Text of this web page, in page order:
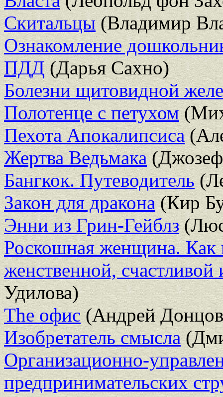
Скитальцы(Владимир
Ознакомление
ПДД(Дарья Сахно)
Болезни щитовидной
Полотенце с петухом
Пехота Апокалипсиса
Жертва Ведьмака
Бангкок. Путеводитель
Закон для дракона(Кир
Энни из Грин-Гейблз
Роскошная женщина. Как
женственной, счастливой
Удилова)
The офис(Андрей
Изобретатель смысла
Организационно-
предпринимательских